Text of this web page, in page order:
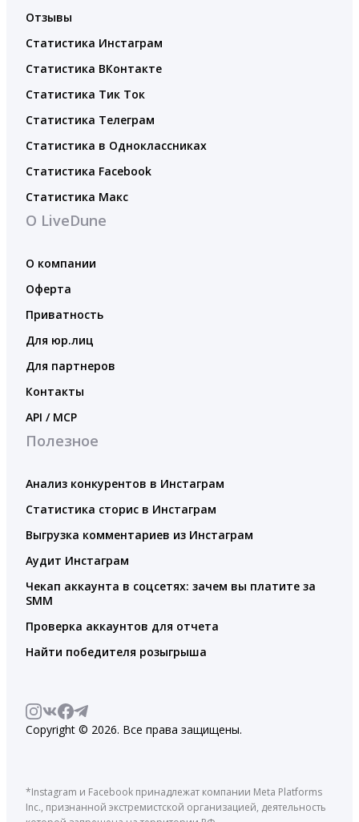
Отзывы
Статистика Инстаграм
Статистика ВКонтакте
Статистика Тик Ток
Статистика Телеграм
Статистика в Одноклассниках
Статистика Facebook
Статистика Макс
О LiveDune
О компании
Оферта
Приватность
Для юр.лиц
Для партнеров
Контакты
API / MCP
Полезное
Анализ конкурентов в Инстаграм
Статистика сторис в Инстаграм
Выгрузка комментариев из Инстаграм
Аудит Инстаграм
Чекап аккаунта в соцсетях: зачем вы платите за
SMM
Проверка аккаунтов для отчета
Найти победителя розыгрыша
Copyright © 2026. Все права защищены.
*Instagram и Facebook принадлежат компании Meta Platforms
Inc., признанной экстремистской организацией, деятельность